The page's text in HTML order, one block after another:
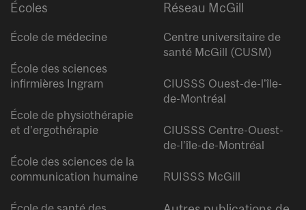
Écoles
École de médecine
École des sciences
infirmières Ingram
École de physiothérapie
et d’ergothérapie
École des sciences de la
communication humaine
Réseau McGill
Centre universitaire de
santé McGill (CUSM)
CIUSSS Ouest-de-l’île-
de-Montréal
CIUSSS Centre-Ouest-
de-l’île-de-Montréal
RUISSS McGill